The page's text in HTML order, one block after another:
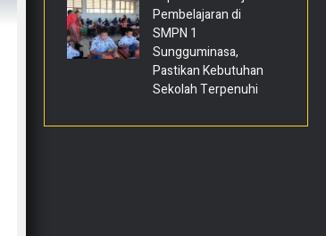
Pembelajaran di
SMPN 1
Sungguminasa,
Pastikan Kebutuhan
Sekolah Terpenuhi